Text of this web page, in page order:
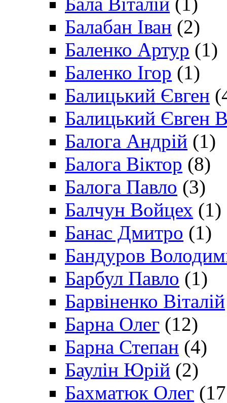
Балабан Іван (2)
Баленко Артур (1)
Баленко Ігор (1)
Балицький Євген
Балицький Євген
Балога Андрій (1)
Балога Віктор (8)
Балога Павло (3)
Балчун Войцех (1)
Банас Дмитро (1)
Бандуров
Барбул Павло (1)
Барвіненко Віталій
Барна Олег (12)
Барна Степан (4)
Баулін Юрій (2)
Бахматюк Олег